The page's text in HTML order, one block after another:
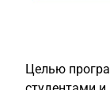
Целью